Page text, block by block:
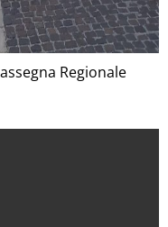
Regionale